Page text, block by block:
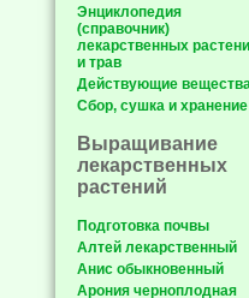
Энциклопедия
(справочник)
лекарственных
и трав
Действующие
Сбор, сушка и хранение
Выращивание
лекарственных
растений
Подготовка почвы
Алтей лекарственный
Анис обыкновенный
Арония черноплодная